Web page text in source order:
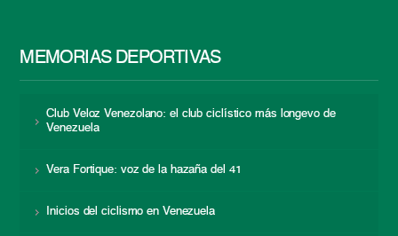
MEMORIAS DEPORTIVAS
Club Veloz Venezolano: el club ciclístico más longevo de
Venezuela
Vera Fortique: voz de la hazaña del 41
Inicios del ciclismo en Venezuela